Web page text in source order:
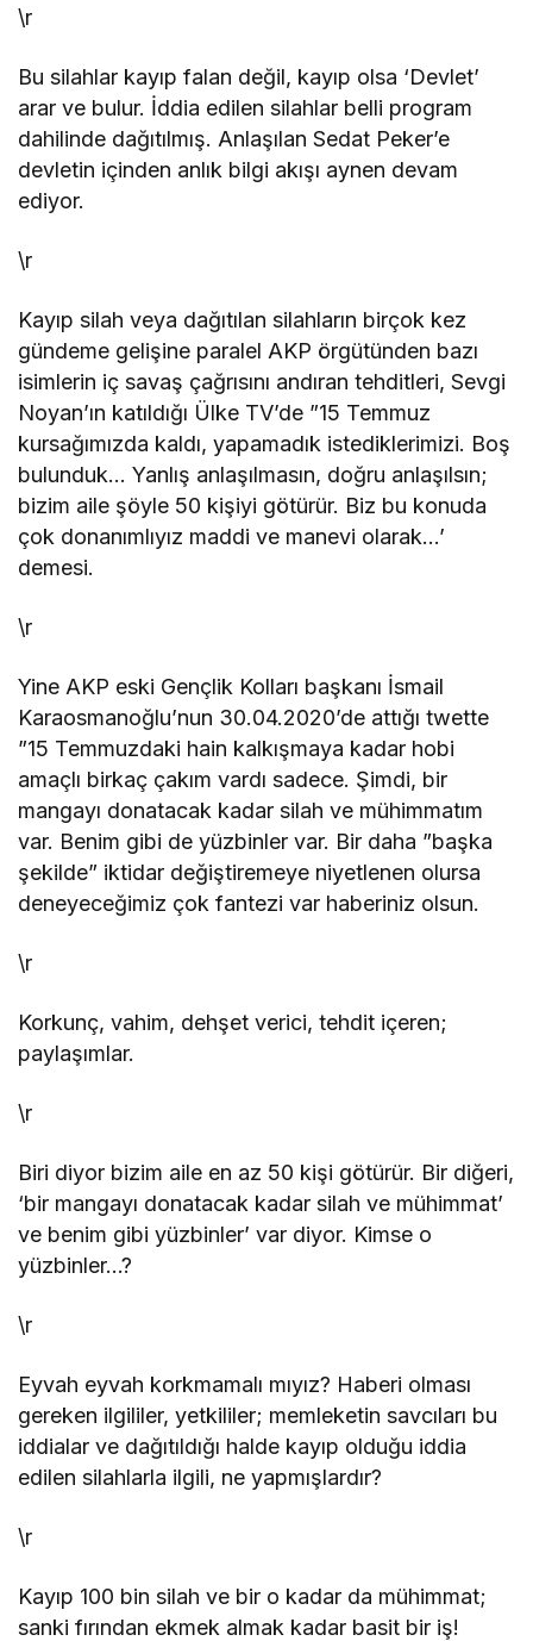
\r
Bu silahlar kayıp falan değil, kayıp olsa ‘Devlet’
arar ve bulur. İddia edilen silahlar belli program
dahilinde dağıtılmış. Anlaşılan Sedat Peker’e
devletin içinden anlık bilgi akışı aynen devam
ediyor.
\r
Kayıp silah veya dağıtılan silahların birçok kez
gündeme gelişine paralel AKP örgütünden bazı
isimlerin iç savaş çağrısını andıran tehditleri, Sevgi
Noyan’ın katıldığı Ülke TV’de ”15 Temmuz
kursağımızda kaldı, yapamadık istediklerimizi. Boş
bulunduk… Yanlış anlaşılmasın, doğru anlaşılsın;
bizim aile şöyle 50 kişiyi götürür. Biz bu konuda
çok donanımlıyız maddi ve manevi olarak…’
demesi.
\r
Yine AKP eski Gençlik Kolları başkanı İsmail
Karaosmanoğlu’nun 30.04.2020’de attığı twette
”15 Temmuzdaki hain kalkışmaya kadar hobi
amaçlı birkaç çakım vardı sadece. Şimdi, bir
mangayı donatacak kadar silah ve mühimmatım
var. Benim gibi de yüzbinler var. Bir daha ”başka
şekilde” iktidar değiştiremeye niyetlenen olursa
deneyeceğimiz çok fantezi var haberiniz olsun.
\r
Korkunç, vahim, dehşet verici, tehdit içeren;
paylaşımlar.
\r
Biri diyor bizim aile en az 50 kişi götürür. Bir diğeri,
‘bir mangayı donatacak kadar silah ve mühimmat’
ve benim gibi yüzbinler’ var diyor. Kimse o
yüzbinler…?
\r
Eyvah eyvah korkmamalı mıyız? Haberi olması
gereken ilgililer, yetkililer; memleketin savcıları bu
iddialar ve dağıtıldığı halde kayıp olduğu iddia
edilen silahlarla ilgili, ne yapmışlardır?
\r
Kayıp 100 bin silah ve bir o kadar da mühimmat;
sanki fırından ekmek almak kadar basit bir iş!